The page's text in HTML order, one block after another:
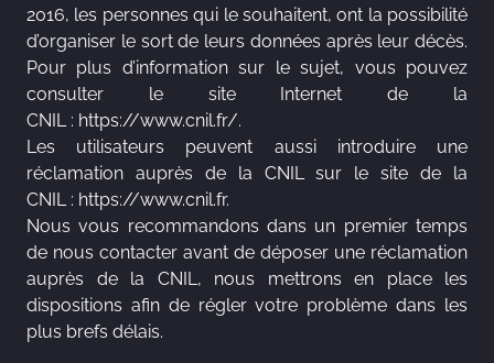
2016, les personnes qui le souhaitent, ont la possibilité
d’organiser le sort de leurs données après leur décès.
Pour plus d’information sur le sujet, vous pouvez
consulter le site Internet de la
CNIL : https://www.cnil.fr/.
Les utilisateurs peuvent aussi introduire une
réclamation auprès de la CNIL sur le site de la
CNIL : https://www.cnil.fr.
Nous vous recommandons dans un premier temps
de nous contacter avant de déposer une réclamation
auprès de la CNIL, nous mettrons en place les
dispositions afin de régler votre problème dans les
plus brefs délais.